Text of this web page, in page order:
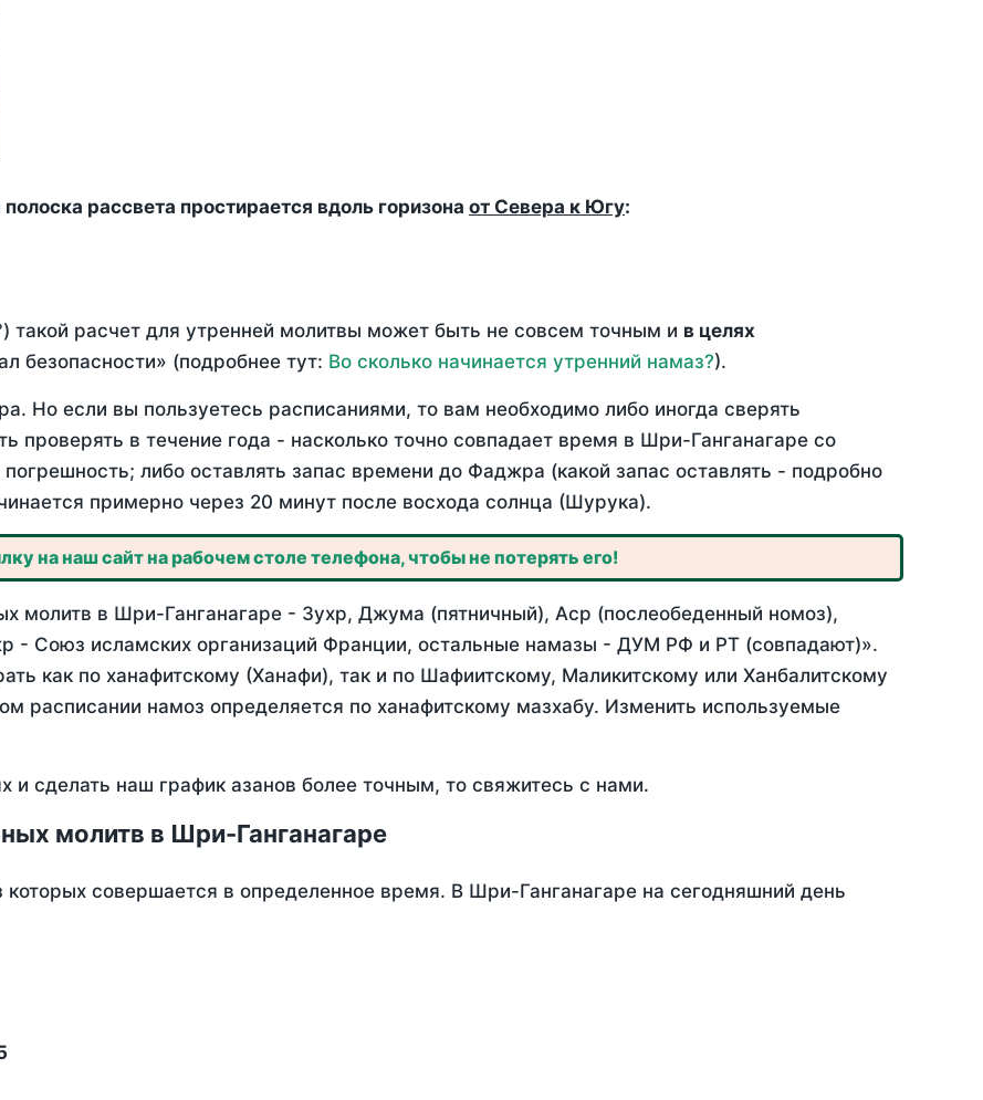
рассвета простирается вдоль горизона от Севера к Югу:
расчет для утренней молитвы может быть не совсем точным и в целях
безопасности» (подробнее тут: Во сколько начинается утренний намаз?).
Но если вы пользуетесь расписаниями, то вам необходимо либо иногда сверять
проверять в течение года - насколько точно совпадает время в Шри-Ганганагаре со
либо оставлять запас времени до Фаджра (какой запас оставлять - подробно
примерно через 20 минут после восхода солнца (Шурука).
на наш сайт на рабочем столе телефона, чтобы не потерять его!
молитв в Шри-Ганганагаре - Зухр, Джума (пятничный), Аср (послеобеденный номоз),
- Союз исламских организаций Франции, остальные намазы - ДУМ РФ и РТ (совпадают)».
как по ханафитскому (Ханафи), так и по Шафиитскому, Маликитскому или Ханбалитскому
расписании намоз определяется по ханафитскому мазхабу. Изменить используемые
и сделать наш график азанов более точным, то свяжитесь с нами.
молитв в Шри-Ганганагаре
совершается в определенное время. В Шри-Ганганагаре на сегодняшний день